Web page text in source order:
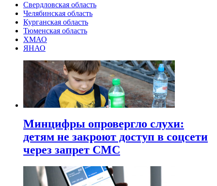
Свердловская область
Челябинская область
Курганская область
Тюменская область
ХМАО
ЯНАО
Минцифры опровергло слухи:
детям не закроют доступ в соцсети
через запрет СМС